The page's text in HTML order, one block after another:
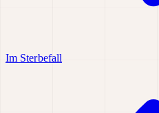
Im Sterbefall